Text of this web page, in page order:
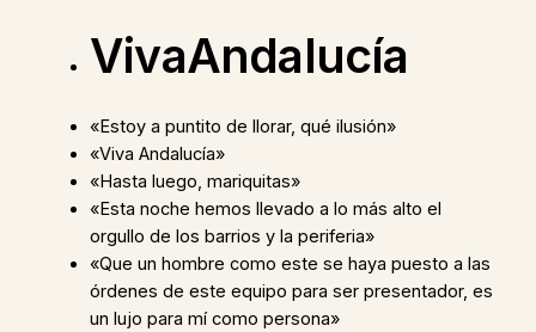
VivaAndalucía
«Estoy a puntito de llorar, qué ilusión»
«Viva Andalucía»
«Hasta luego, mariquitas»
«Esta noche hemos llevado a lo más alto el
orgullo de los barrios y la periferia»
«Que un hombre como este se haya puesto a las
órdenes de este equipo para ser presentador, es
un lujo para mí como persona»